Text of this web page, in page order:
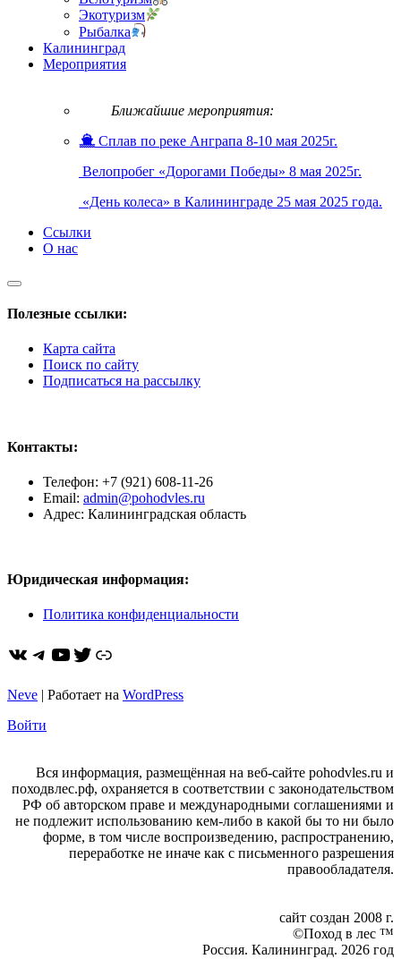
Экотуризм
Рыбалка
Калининград
Мероприятия
Ближайшие мероприятия:
Сплав по реке Анграпа 8-10 мая 2025г.
Велопробег «Дорогами Победы» 8 мая 2025г.
«День колеса» в Калининграде 25 мая 2025 года.
Ссылки
О нас
Полезные ссылки:
Карта сайта
Поиск по сайту
Подписаться на рассылку
Контакты:
Телефон: +7 (921) 608-11-26
Email: admin@pohodvles.ru
Адрес: Калининградская область
Юридическая информация:
Политика конфиденциальности
ВКонтакте
Telegram
YouTube
Twitter
https://dzen.ru/pohodvles
Neve | Работает на WordPress
Войти
Вся информация, размещённая на веб-сайте pohodvles.ru и
походвлес.рф, охраняется в соответствии с законодательством
РФ об авторском праве и международными соглашениями и
не подлежит использованию кем-либо в какой бы то ни было
форме, в том числе воспроизведению, распространению,
переработке не иначе как с письменного разрешения
правообладателя.
сайт создан 2008 г.
©Поход в лес ™
Россия. Калининград. 2026 год